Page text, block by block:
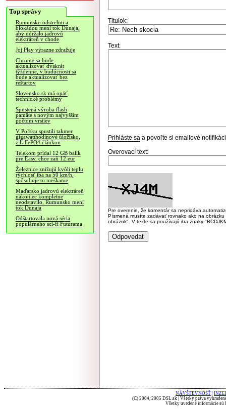
Top správy
Rumunsko odstrelmi a
blokádou mení tok Dunaja,
aby udržalo jadrovú
elektráreň v chode
Joj Play výrazne zdražuje
Chrome sa bude
aktualizovať dvakrát
týždenne, v budúcnosti sa
bude aktualizovať bez
reštartov
Slovensko.sk má opäť
technické problémy
Spustená výroba flash
pamäte s novým najvyšším
počtom vrstiev
V Poľsku spustili takmer
gigawatthodinové úložisko,
z LiFePO4 článkov
Telekom pridal 12 GB balík
pre Easy, chce zaň 12 eur
Železnice znižujú kvôli teplu
rýchlosť iba na 50 km/h,
spôsobuje to meškanie
Maďarsko jadrovú elektráreň
nakoniec kompletne
neodstavilo, Rumunsko mení
tok Dunaja
Odštartovala nová séria
populárneho sci-fi Futurama
Titulok:
Text:
Prihláste sa a povoľte si emailové
Overovací text:
Pre overenie, že komentár sa nepridáva
Písmená musíte zadávať rovnako ako na
obrázok". V texte sa používajú iba znaky
NÁVŠTEVNOSŤ
(C) 2004, 2005 DSL.sk | Všetky práva
Všetky uvedené informácie sú